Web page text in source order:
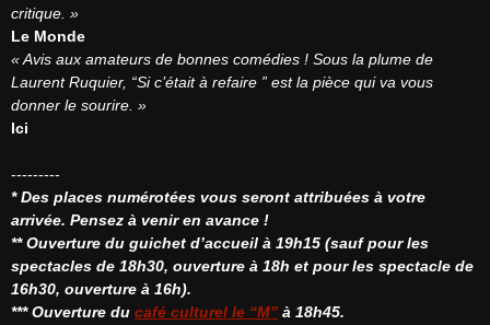
critique. »
Le Monde
« Avis aux amateurs de bonnes comédies ! Sous la plume de
Laurent Ruquier, “Si c’était à refaire ” est la pièce qui va vous
donner le sourire. »
Ici
* Des places numérotées vous seront attribuées à votre
arrivée. Pensez à venir en avance !
** Ouverture du guichet d’accueil à 19h15 (sauf pour les
spectacles de 18h30, ouverture à 18h et pour les spectacle de
16h30, ouverture à 16h).
*** Ouverture du café culturel le “M” à 18h45.